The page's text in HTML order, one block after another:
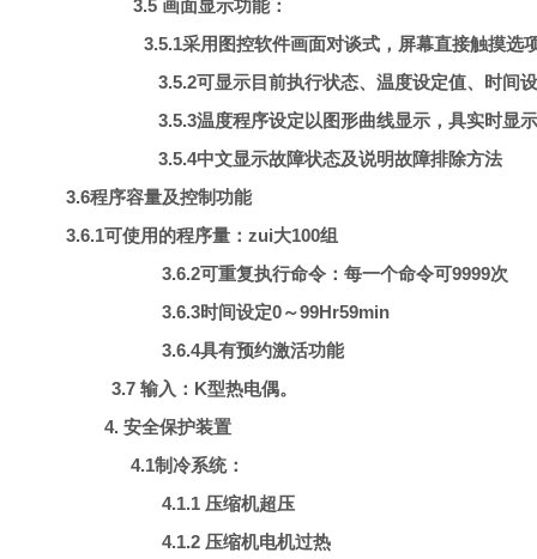
3.5 画面显示功能：
3.5.1采用图控软件画面对谈式，屏幕直接触摸
3.5.2可显示目前执行状态、温度设定值、时间
3.5.3温度程序设定以图形曲线显示，具实时显
3.5.4中文显示故障状态及说明故障排除方法
3.6程序容量及控制功能
3.6.1可使用的程序量：zui大100组
3.6.2可重复执行命令：每一个命令可9999次
3.6.3时间设定0～99Hr59min
3.6.4具有预约激活功能
3.7 输入：K型热电偶。
4. 安全保护装置
4.1制冷系统：
4.1.1 压缩机超压
4.1.2 压缩机电机过热